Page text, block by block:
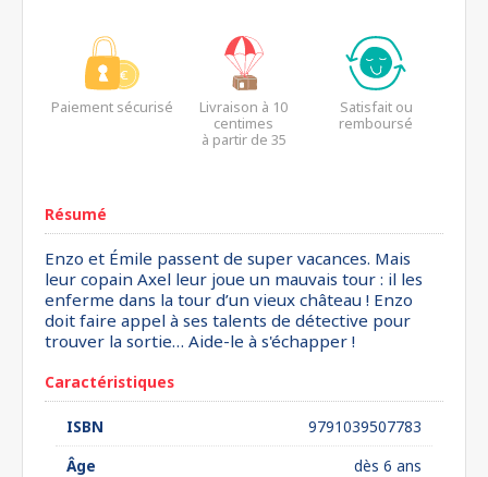
Paiement sécurisé
Livraison à 10
centimes
à partir de 35
Satisfait ou
remboursé
Résumé
Enzo et Émile passent de super vacances. Mais
leur copain Axel leur joue un mauvais tour : il les
enferme dans la tour d’un vieux château ! Enzo
doit faire appel à ses talents de détective pour
trouver la sortie… Aide-le à s'échapper !
Caractéristiques
ISBN
9791039507783
Âge
dès 6 ans